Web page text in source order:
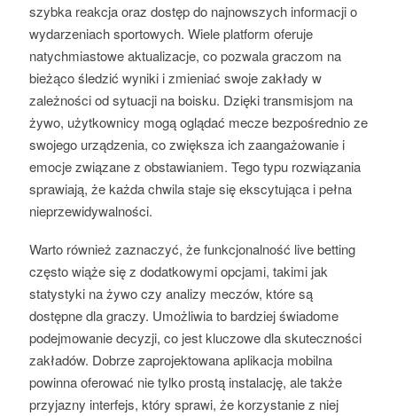
szybka reakcja oraz dostęp do najnowszych informacji o
wydarzeniach sportowych. Wiele platform oferuje
natychmiastowe aktualizacje, co pozwala graczom na
bieżąco śledzić wyniki i zmieniać swoje zakłady w
zależności od sytuacji na boisku. Dzięki transmisjom na
żywo, użytkownicy mogą oglądać mecze bezpośrednio ze
swojego urządzenia, co zwiększa ich zaangażowanie i
emocje związane z obstawianiem. Tego typu rozwiązania
sprawiają, że każda chwila staje się ekscytująca i pełna
nieprzewidywalności.
Warto również zaznaczyć, że funkcjonalność live betting
często wiąże się z dodatkowymi opcjami, takimi jak
statystyki na żywo czy analizy meczów, które są
dostępne dla graczy. Umożliwia to bardziej świadome
podejmowanie decyzji, co jest kluczowe dla skuteczności
zakładów. Dobrze zaprojektowana aplikacja mobilna
powinna oferować nie tylko prostą instalację, ale także
przyjazny interfejs, który sprawi, że korzystanie z niej